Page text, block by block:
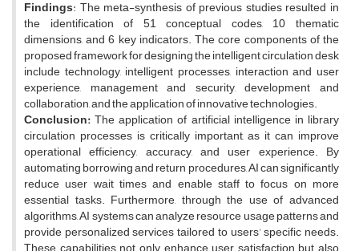
Findings: The meta-synthesis of previous studies resulted in
the identification of 51 conceptual codes, 10 thematic
dimensions, and 6 key indicators. The core components of the
proposed framework for designing the intelligent circulation desk
include technology, intelligent processes, interaction and user
experience, management and security, development and
collaboration, and the application of innovative technologies.
Conclusion:The application of artificial intelligence in library
circulation processes is critically important, as it can improve
operational efficiency, accuracy, and user experience. By
automating borrowing and return procedures, AI can significantly
reduce user wait times and enable staff to focus on more
essential tasks. Furthermore, through the use of advanced
algorithms, AI systems can analyze resource usage patterns and
provide personalized services tailored to users’ specific needs.